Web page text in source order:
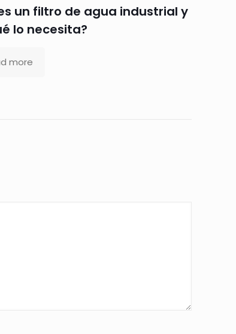
un filtro de agua industrial y
lo necesita?
more